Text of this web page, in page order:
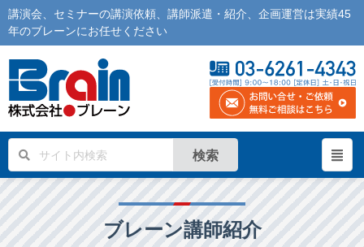
講演会 セミナーの講演依頼 講師派遣 ・紹介、企画運営は実績45
年のブレーンにお任せください
検索
ブレーン講師紹介